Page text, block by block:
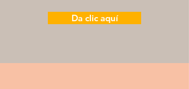
Da clic aquí